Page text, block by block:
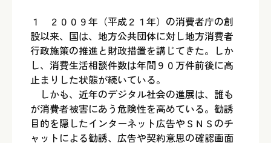
１ ２００９年（平成２１年）の消費者庁の創
設以来、国は、地方公共団体に対し地方消費者
行政施策の推進と財政措置を講じてきた。しか
し、消費生活相談件数は年間９０万件前後に高
止まりした状態が続いている。
しかも、近年のデジタル社会の進展は、誰も
が消費者被害にあう危険性を高めている。勧誘
目的を隠したインターネット広告やＳＮＳのチ
ャットによる勧誘、広告や契約意思の確認画面